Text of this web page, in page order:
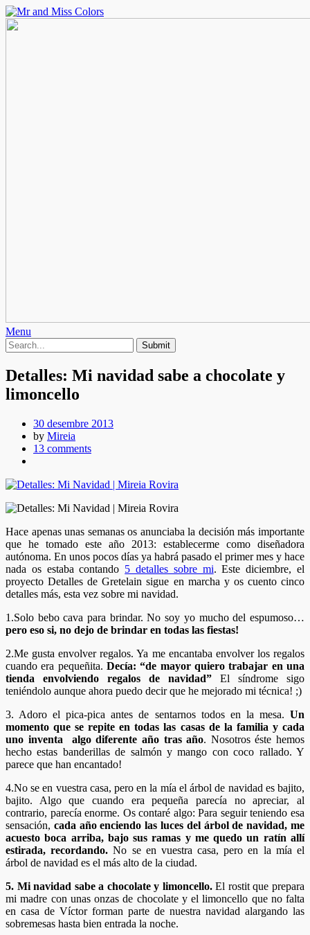
Menu
Detalles: Mi navidad sabe a chocolate y
limoncello
30 desembre 2013
by Mireia
13 comments
Hace apenas unas semanas os anunciaba la decisión más importante
que he tomado este año 2013: establecerme como diseñadora
autónoma. En unos pocos días ya habrá pasado el primer mes y hace
nada os estaba contando 5 detalles sobre mi. Este diciembre, el
proyecto Detalles de Gretelain sigue en marcha y os cuento cinco
detalles más, esta vez sobre mi navidad.
1.Solo bebo cava para brindar. No soy yo mucho del espumoso…
pero eso si, no dejo de brindar en todas las fiestas!
2.Me gusta envolver regalos. Ya me encantaba envolver los regalos
cuando era pequeñita. Decía: “de mayor quiero trabajar en una
tienda envolviendo regalos de navidad” El síndrome sigo
teniéndolo aunque ahora puedo decir que he mejorado mi técnica! ;)
3. Adoro el pica-pica antes de sentarnos todos en la mesa. Un
momento que se repite en todas las casas de la familia y cada
uno inventa algo diferente año tras año. Nosotros éste hemos
hecho estas banderillas de salmón y mango con coco rallado. Y
parece que han encantado!
4.No se en vuestra casa, pero en la mía el árbol de navidad es bajito,
bajito. Algo que cuando era pequeña parecía no apreciar, al
contrario, parecía enorme. Os contaré algo: Para seguir teniendo esa
sensación, cada año enciendo las luces del árbol de navidad, me
acuesto boca arriba, bajo sus ramas y me quedo un ratín allí
estirada, recordando. No se en vuestra casa, pero en la mía el
árbol de navidad es el más alto de la ciudad.
5. Mi navidad sabe a chocolate y limoncello.El rostit que prepara
mi madre con unas onzas de chocolate y el limoncello que no falta
en casa de Víctor forman parte de nuestra navidad alargando las
sobremesas hasta bien entrada la noche.